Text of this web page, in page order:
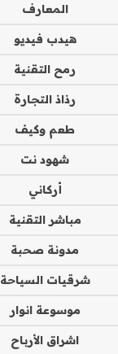
المعارف
هيدب فيديو
رمح التقنية
رذاذ التجارة
طعم وكيف
شهود نت
أركاني
مباشر التقنية
مدونة صحبة
شرقيات السياحة
موسوعة انوار
اشراق الأرباح